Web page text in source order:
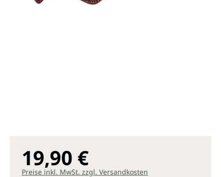
19,90 €
Preise inkl. MwSt. zzgl. Versandkosten